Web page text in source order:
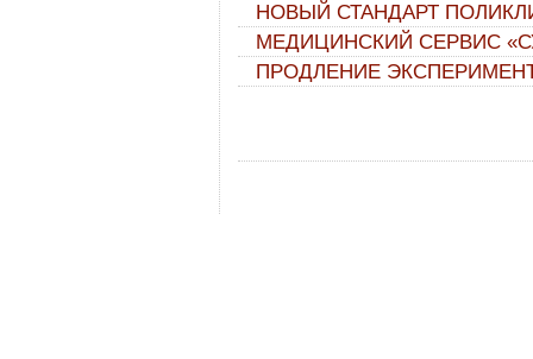
НОВЫЙ СТАНДАРТ
МЕДИЦИНСКИЙ СЕРВИС
ПРОДЛЕНИЕ